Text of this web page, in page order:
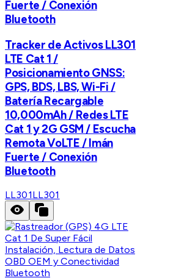
Fuerte / Conexión
Bluetooth
Tracker de Activos LL301
LTE Cat 1 /
Posicionamiento GNSS:
GPS, BDS, LBS, Wi-Fi /
Batería Recargable
10,000mAh / Redes LTE
Cat 1 y 2G GSM / Escucha
Remota VoLTE / Imán
Fuerte / Conexión
Bluetooth
LL301LL301